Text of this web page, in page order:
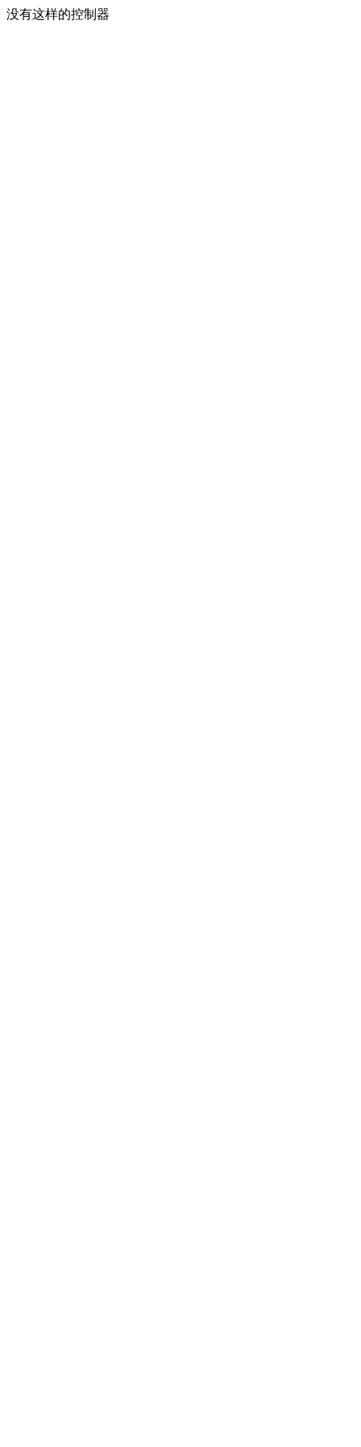
没有这样的控制器